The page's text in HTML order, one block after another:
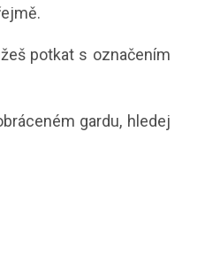
potkat s označením
gardu, hledej